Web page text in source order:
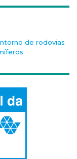
de rodovias